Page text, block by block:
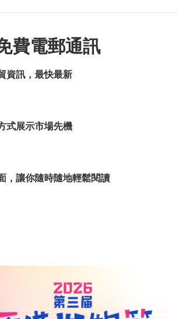
費電郵通訊
資訊，最快最新
式展示市場先機
，讓你隨時隨地輕鬆閱讀